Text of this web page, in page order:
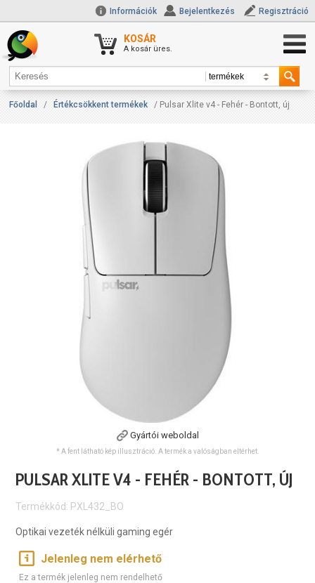
Információk Bejelentkezés Regisztráció
KOSÁR
A kosár üres.
Főoldal / Értékcsökkent termékek / Pulsar Xlite v4 - Fehér - Bontott, új
Gyártói weboldal
* A fent látható kép illusztráció. A termék a valóságban eltérhet.
PULSAR XLITE V4 - FEHÉR - BONTOTT, ÚJ
Termékkód: PXL432_BO
Optikai vezeték nélküli gaming egér
Jelenleg nem elérhető
Ez a termék jelenleg nem rendelhető